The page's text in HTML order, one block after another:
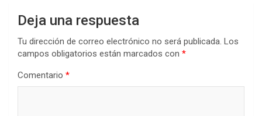
Deja una respuesta
Tu dirección de correo electrónico no será publicada. Los
campos obligatorios están marcados con *
Comentario *